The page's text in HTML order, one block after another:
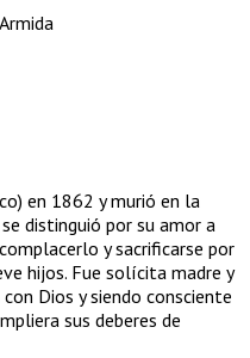
en 1862 y murió en la
distinguió por su amor a
y sacrificarse por
hijos. Fue solícita madre y
Dios y siendo consciente
sus deberes de